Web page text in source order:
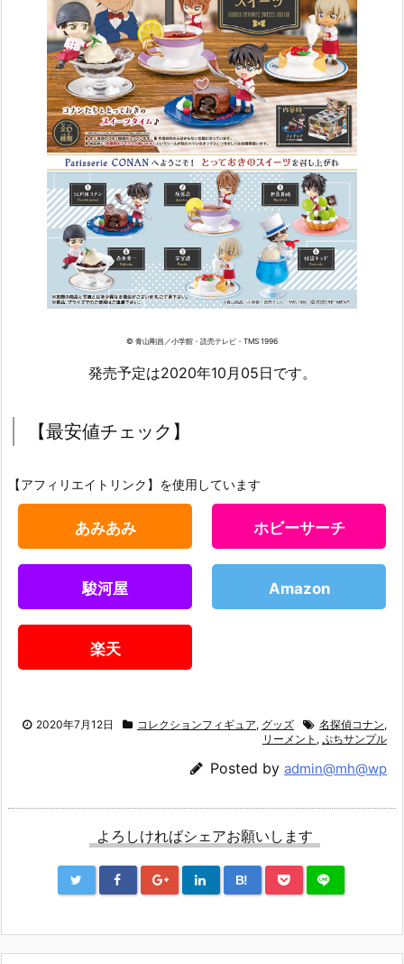
© 青山剛昌／小学館・読売テレビ・TMS 1996
発売予定は2020年10月05日です。
【最安値チェック】
【アフィリエイトリンク】を使用しています
あみあみ ホビーサーチ
駿河屋 Amazon
楽天
2020年7月12日 コレクションフィギュア, グッズ 名探偵コナン,
リーメント , ぷちサンプル
Posted by admin@mh@wp
よろしければシェアお願いします
B!